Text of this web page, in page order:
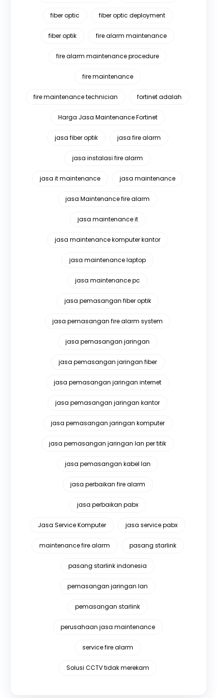
fiber optic fiber optic deployment
fiber optik fire alarm maintenance
fire alarm maintenance procedure
fire maintenance
fire maintenance technician fortinet adalah
Harga Jasa Maintenance Fortinet
jasa fiber optik jasa fire alarm
jasa instalasi fire alarm
jasa it maintenance jasa maintenance
jasa Maintenance fire alarm
jasa maintenance it
jasa maintenance komputer kantor
jasa maintenance laptop
jasa maintenance pc
jasa pemasangan fiber optik
jasa pemasangan fire alarm system
jasa pemasangan jaringan
jasa pemasangan jaringan fiber
jasa pemasangan jaringan internet
jasa pemasangan jaringan kantor
jasa pemasangan jaringan komputer
jasa pemasangan jaringan lan per titik
jasa pemasangan kabel lan
jasa perbaikan fire alarm
jasa perbaikan pabx
Jasa Service Komputer jasa service pabx
maintenance fire alarm pasang starlink
pasang starlink indonesia
pemasangan jaringan lan
pemasangan starlink
perusahaan jasa maintenance
service fire alarm
Solusi CCTV tidak merekam